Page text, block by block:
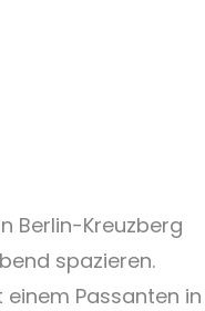
Berlin-Kreuzberg
spazieren.
Passanten in